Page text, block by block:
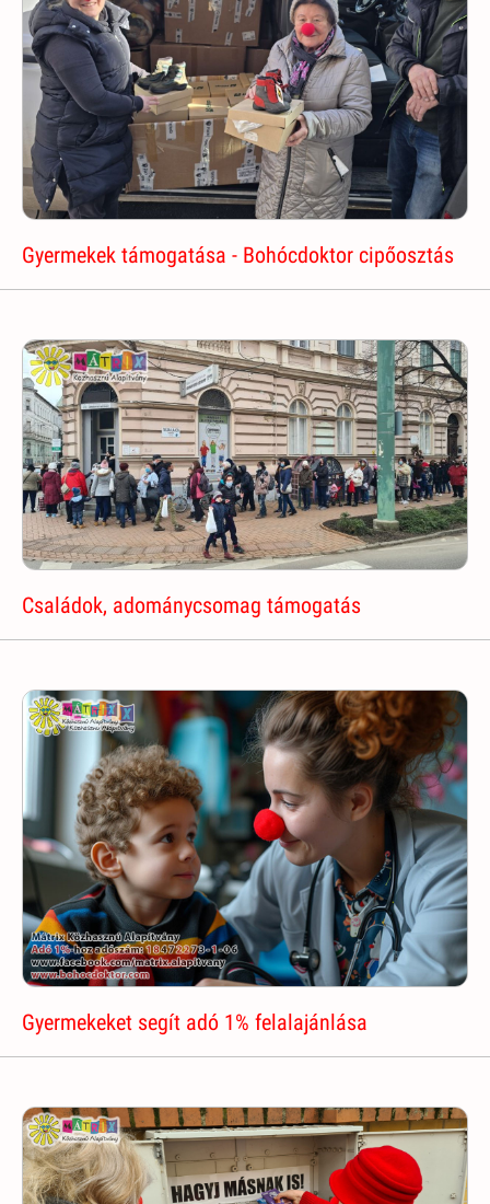
Gyermekek támogatása - Bohócdoktor cipőosztás
Családok, adománycsomag támogatás
Gyermekeket segít adó 1% felalajánlása